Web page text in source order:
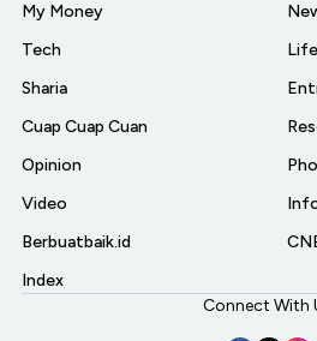
My Money
Tech
Sharia
Cuap Cuap Cuan
Opinion
Video
Berbuatbaik.id
Index
Connect With